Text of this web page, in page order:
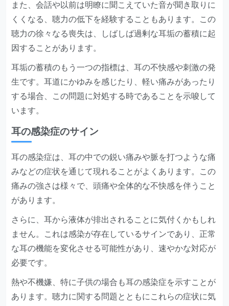
また、会話や以前は明瞭に聞こえていた音が聞き取りに
くくなる、聴力の低下を経験することもあります。この
聴力の徐々なる喪失は、しばしば過剰な耳垢の蓄積に起
因することがあります。
耳垢の蓄積のもう一つの指標は、耳の不快感や刺激の発
生です。耳道にかゆみを感じたり、軽い痛みがあったり
する場合、この問題に対処する時であることを示唆して
います。
耳の感染症のサイン
耳の感染症は、耳の中での鋭い痛みや脈を打つような痛
みなどの症状を通じて現れることがよくあります。この
痛みの強さは様々で、頭痛や全体的な不快感を伴うこと
があります。
さらに、耳から液体が排出されることに気付くかもしれ
ません。これは感染が存在しているサインであり、正常
な耳の機能を変化させる可能性があり、速やかな対応が
必要です。
熱や不機嫌、特に子供の場合も耳の感染症を示すことが
あります。聴力に関する問題とともにこれらの症状に気